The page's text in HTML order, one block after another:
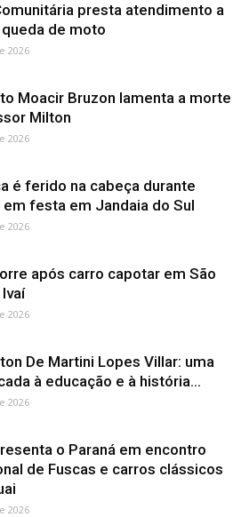
presta atendimento a
de moto
2026
Moacir Bruzon lamenta a morte
Milton
2026
é ferido na cabeça durante
festa em Jandaia do Sul
2026
após carro capotar em São
2026
De Martini Lopes Villar: uma
à educação e à história...
2026
o Paraná em encontro
de Fuscas e carros clássicos
2026